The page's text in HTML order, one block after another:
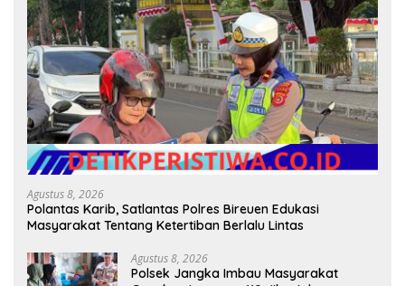
Agustus 8, 2026
Polantas Karib, Satlantas Polres Bireuen Edukasi
Masyarakat Tentang Ketertiban Berlalu Lintas
Agustus 8, 2026
Polsek Jangka Imbau Masyarakat